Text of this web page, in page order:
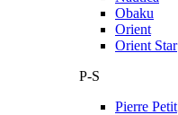
Obaku
Orient
Orient Star
P-S
Pierre Petit